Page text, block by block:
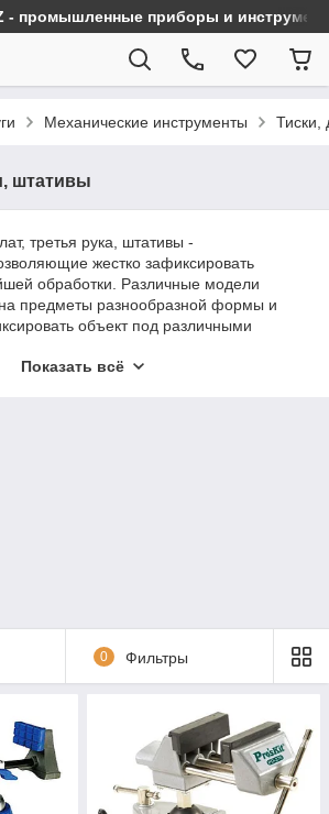
- промышленные приборы и
Механические инструменты Тиски,
штативы
третья рука, штативы -
жестко зафиксировать
обработки. Различные модели
на предметы разнообразной формы и
объект под различными
плотно прижать друг к другу
купить тиски, держатели, штативы с
по всему Казахстану.
Показать всё
0 Фильтры